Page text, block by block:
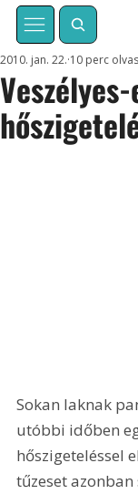
2010. jan. 22. 10 perc
Sokan laknak
utóbbi időben
hőszigeteléssel
tűzeset